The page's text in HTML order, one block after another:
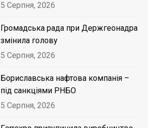
5 Серпня, 2026
Громадська рада при Держгеонадра
змінила голову
5 Серпня, 2026
Бориславська нафтова компанія –
під санкціями РНБО
5 Серпня, 2026